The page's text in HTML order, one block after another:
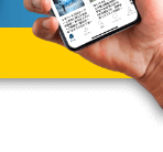
体感」スタ